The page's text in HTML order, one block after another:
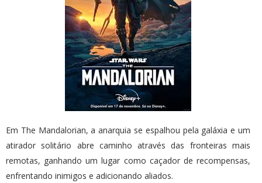
Em The Mandalorian, a anarquia se espalhou pela galáxia e um
atirador solitário abre caminho através das fronteiras mais
remotas, ganhando um lugar como caçador de recompensas,
enfrentando inimigos e adicionando aliados.